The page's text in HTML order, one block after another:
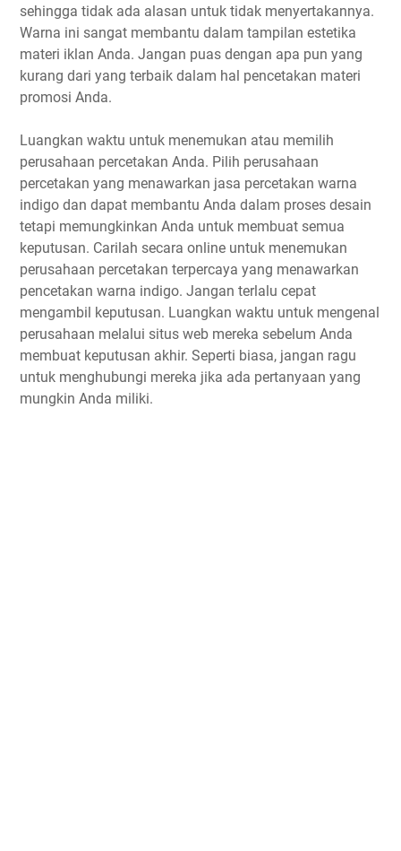
sehingga tidak ada alasan untuk tidak menyertakannya.
Warna ini sangat membantu dalam tampilan estetika
materi iklan Anda. Jangan puas dengan apa pun yang
kurang dari yang terbaik dalam hal pencetakan materi
promosi Anda.
Luangkan waktu untuk menemukan atau memilih
perusahaan percetakan Anda. Pilih perusahaan
percetakan yang menawarkan jasa percetakan warna
indigo dan dapat membantu Anda dalam proses desain
tetapi memungkinkan Anda untuk membuat semua
keputusan. Carilah secara online untuk menemukan
perusahaan percetakan terpercaya yang menawarkan
pencetakan warna indigo. Jangan terlalu cepat
mengambil keputusan. Luangkan waktu untuk mengenal
perusahaan melalui situs web mereka sebelum Anda
membuat keputusan akhir. Seperti biasa, jangan ragu
untuk menghubungi mereka jika ada pertanyaan yang
mungkin Anda miliki.